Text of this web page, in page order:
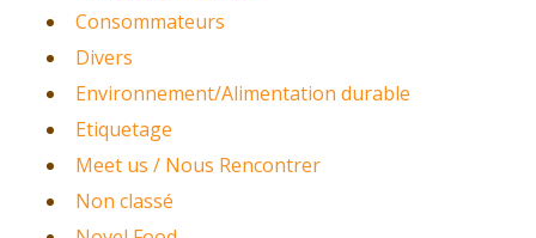
Consommateurs
Divers
Environnement/Alimentation durable
Etiquetage
Meet us / Nous Rencontrer
Non classé